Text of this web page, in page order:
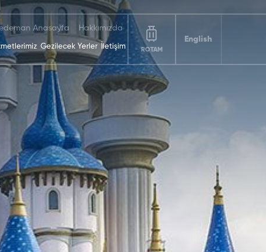
Anasayfa Hakkımızda
Gezilecek Yerler İletişim ROTAM
English